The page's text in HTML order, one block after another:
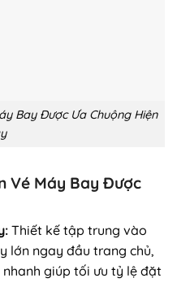
Bay Được Ưa Chuộng Hiện
Vé Máy Bay Được
Thiết kế tập trung vào
lớn ngay đầu trang chủ,
giúp tối ưu tỷ lệ đặt